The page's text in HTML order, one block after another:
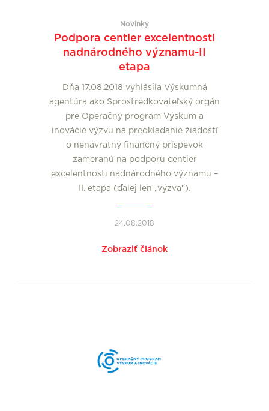
Novinky
Podpora centier excelentnosti
nadnárodného významu-II
etapa
Dňa 17.08.2018 vyhlásila Výskumná
agentúra ako Sprostredkovateľský orgán
pre Operačný program Výskum a
inovácie výzvu na predkladanie žiadostí
o nenávratný finančný príspevok
zameranú na podporu centier
excelentnosti nadnárodného významu –
II. etapa (ďalej len „výzva“).
24.08.2018
Zobraziť článok